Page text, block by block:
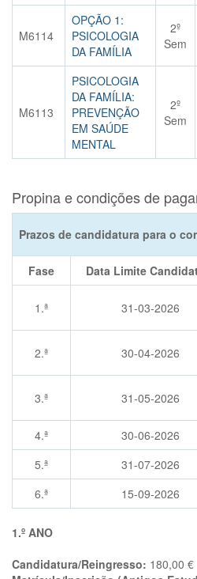
M6114
OPÇÃO 1:
PSICOLOGIA
DA FAMÍLIA
2º
Sem
M6113
PSICOLOGIA
DA FAMÍLIA:
PREVENÇÃO
EM SAÚDE
MENTAL
2º
Sem
Propina e condições de
Prazos de candidatura para o
Fase Data Limite
1.ª 31-03-2026
2.ª 30-04-2026
3.ª 31-05-2026
4.ª
30-06-2026
5.ª
31-07-2026
6.ª
15-09-2026
1.º ANO
Candidatura/Reingresso: 180,00 €